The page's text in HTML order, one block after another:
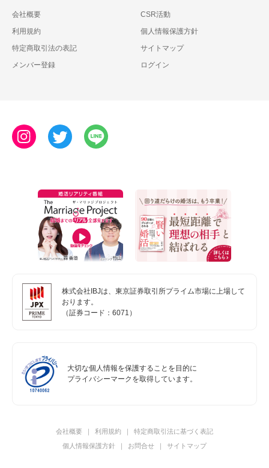
会社概要
CSR活動
利用規約
個人情報保護方針
特定商取引法の表記
サイトマップ
メンバー登録
ログイン
株式会社IBJは、東京証券取引所プライム市場に上場して
おります。
（証券コード：6071）
大切な個人情報を保護することを目的に
プライバシーマークを取得しています。
会社概要 利用規約
特定商取引法に基づく表記
個人情報保護方針
お問合せ サイトマップ